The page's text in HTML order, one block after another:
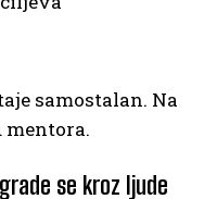
samostalan. Na
mentora.
se kroz ljude